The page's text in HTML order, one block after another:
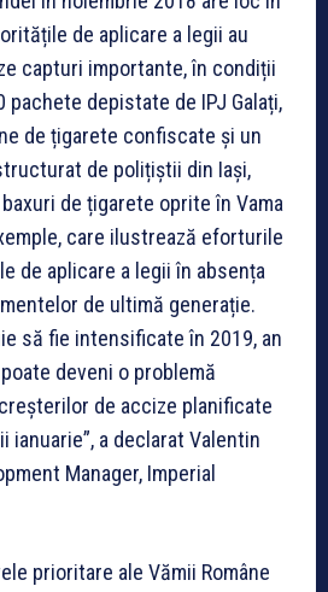
de aplicare a legii au
capturi importante, în condiții
depistate de IPJ Galați,
de țigarete confiscate și un
de polițiștii din Iași,
de țigarete oprite în Vama
care ilustrează eforturile
de aplicare a legii în absența
de ultimă generație.
să fie intensificate în 2019, an
deveni o problemă
de accize planificate
a declarat Valentin
Manager, Imperial
prioritare ale Vămii Române